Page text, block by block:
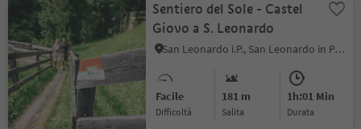
Sentiero del Sole - Castel
Giovo a S. Leonardo
San Leonardo i.P., San Leonardo in Passiria, Merano e dintorni
Facile
Difficoltà
181 m
Salita
1h:01 Min
durata